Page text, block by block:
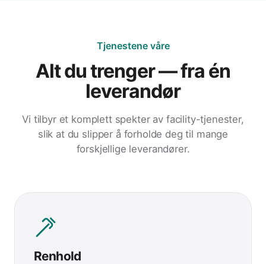
Tjenestene våre
Alt du trenger — fra én
leverandør
Vi tilbyr et komplett spekter av facility-tjenester,
slik at du slipper å forholde deg til mange
forskjellige leverandører.
Renhold